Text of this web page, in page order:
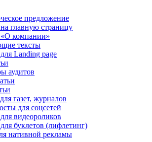
предложение
главную страницу
компании»
тексты
Landing page
аудитов
газет, журналов
для соцсетей
видеороликов
буклетов (лифлетинг)
нативной рекламы